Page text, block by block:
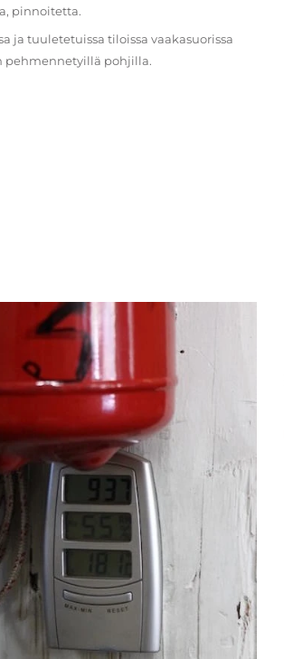
pinnoitetta.
ja tuuletetuissa tiloissa vaakasuorissa
pehmennetyillä pohjilla.